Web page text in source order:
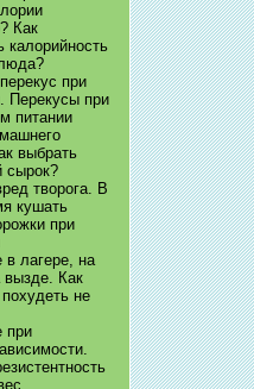
Как
калорийность
при
Перекусы при
питании
выбрать
сырок?
творога. В
кушать
при
в лагере, на
вызде. Как
не
при